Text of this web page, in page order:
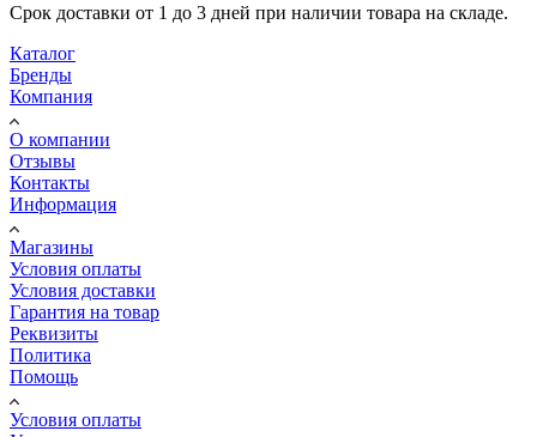
Срок доставки от 1 до 3 дней при наличии товара на складе.
Каталог
Бренды
Компания
О компании
Отзывы
Контакты
Информация
Магазины
Условия оплаты
Условия доставки
Гарантия на товар
Реквизиты
Политика
Помощь
Условия оплаты